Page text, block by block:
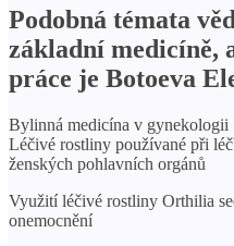
Podobná témata
základní medicíně,
práce je Botoeva
Bylinná medicína v gynekologii
Léčivé rostliny používané při
ženských pohlavních orgánů
Využití léčivé rostliny Orthilia
onemocnění